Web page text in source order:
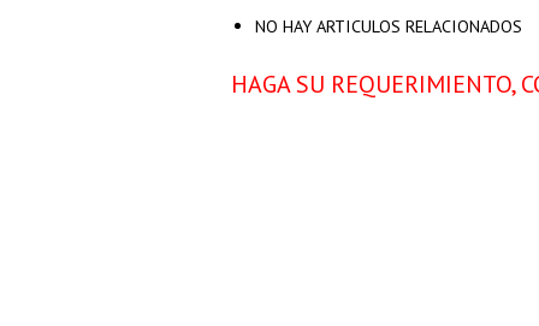
NO HAY ARTICULOS RELACIONADOS
HAGA SU REQUERIMIENTO,